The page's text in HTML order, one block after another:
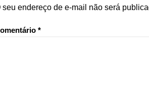
seu endereço de e-mail não será
*